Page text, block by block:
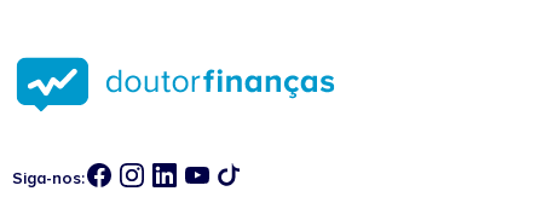
Siga-nos: